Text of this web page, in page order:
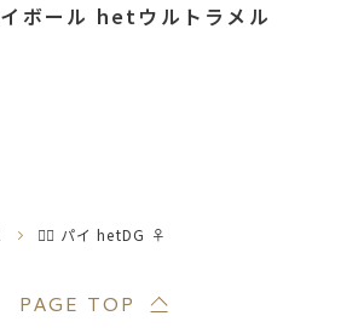
ボール hetウルトラメル
❤️‍🔥 パイ hetDG ♀
PAGE TOP